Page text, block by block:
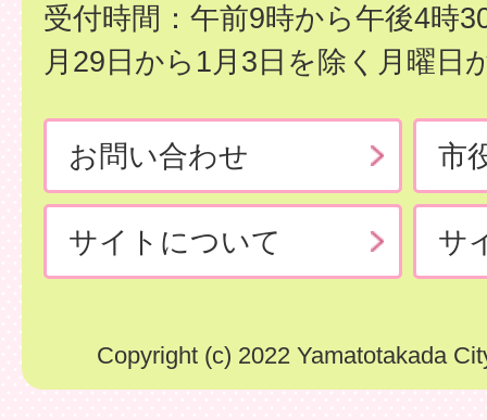
受付時間：午前9時から午後4時
月29日から1月3日を除く月曜日
お問い合わせ 市
サイトについて サ
Copyright (c) 2022 Yamatotakada